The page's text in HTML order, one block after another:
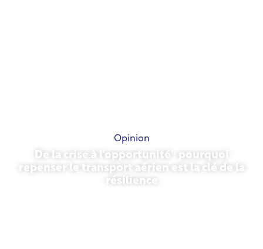
Opinion
De la crise à l'opportunité : pourquoi
repenser le transport aérien est la clé de la
résilience